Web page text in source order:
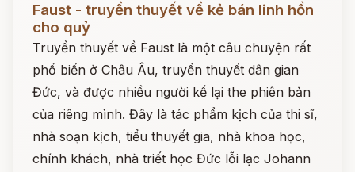
Faust - truyền thuyết về kẻ bán linh hồn
cho quỷ
Truyền thuyết về Faust là một câu chuyện rất
phổ biến ở Châu Âu, truyền thuyết dân gian
Đức, và được nhiều người kể lại the phiên bản
của riêng mình. Đây là tác phẩm kịch của thi sĩ,
nhà soạn kịch, tiểu thuyết gia, nhà khoa học,
chính khách, nhà triết học Đức lỗi lạc Johann